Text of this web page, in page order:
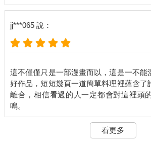
jj***065 說：
這不僅僅只是一部漫畫而以，這是一不能
好作品，短短幾頁一道簡單料理裡蘊含了
離合，相信看過的人一定都會對這裡頭
看更多